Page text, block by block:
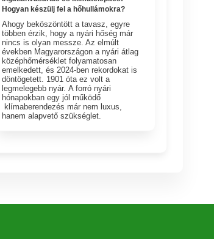
Hogyan készülj fel a hőhullámokra?
Ahogy beköszöntött a tavasz, egyre
többen érzik, hogy a nyári hőség már
nincs is olyan messze. Az elmúlt
években Magyarországon a nyári átlag
középhőmérséklet folyamatosan
emelkedett, és 2024-ben rekordokat is
döntögetett. 1901 óta ez volt a
legmelegebb nyár. A forró nyári
hónapokban egy jól működő
klímaberendezés már nem luxus,
hanem alapvető szükséglet.